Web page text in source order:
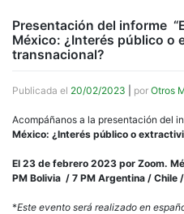
Presentación del informe
México: ¿Interés público o
transnacional?
Publicada el 20/02/2023 por Otros
Acompáñanos a la presentación del
México: ¿Interés público o
El 23 de febrero 2023 por Zoom.
PM Bolivia / 7 PM Argentina / Chile
*Este evento será realizado en